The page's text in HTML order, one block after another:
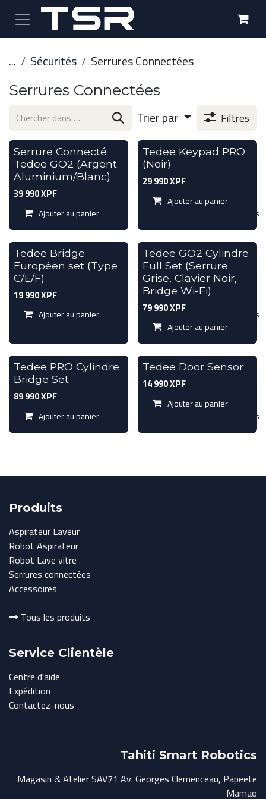
Se rendre au contenu
... Sécurités Serrures Connectées
Serrures Connectées
Trier par Filtres
Serrure Connecté
Tedee GO2 (Argent
Aluminium/Blanc)
39 990XPF
Ajouter au panier Ajouter à la liste de souhaits
Tedee Keypad PRO
(Noir)
29 990XPF
Ajouter au panier
Tedee Bridge
Européen set (Type
C/E/F)
19 990XPF
Ajouter au panier Ajouter à la liste de souhaits
Tedee GO2 Cylindre
Full Set (Serrure
Grise, Clavier Noir,
Bridge Wi-Fi)
79 990XPF
Ajouter au panier
Tedee PRO Cylindre
Bridge Set
89 990XPF
Ajouter au panier Ajouter à la liste de souhaits
Tedee Door Sensor
14 990XPF
Ajouter au panier
Produits
Aspirateur Laveur
Robot Aspirateur
Robot Lave vitre
Serrures connectées
Accessoires
Tous les produits
Service Clientèle
Centre d'aide
Expédition
Contactez-nous
Tahiti Smart Robotics
Magasin & Atelier SAV71 Av. Georges Clemenceau, Papeete
Mamao